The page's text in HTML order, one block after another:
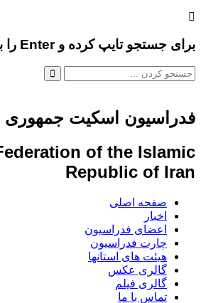
برای جستجو تایپ کرده و Enter را بزنید
فدراسیون اسکیت جمهوری
of the Islamic
Republic of Iran
صفحه اصلی
اخبار
اعضای فدراسیون
چارت فدراسیون
هیئت های استانها
گالری عکس
گالری فیلم
تماس با ما